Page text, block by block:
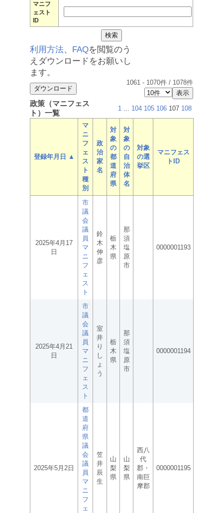
マニフ
ェスト
ID
利用方法、 FAQを閲覧のう
えダウンロードをお願いし
ます。
1061 - 1070件 / 1078件
政策（マニフェス
ト）一覧
1 ... 104 105 106 107 108
登録年月日 ▲
マ
ニ
フ
ェ
ス
ト
種
別
政
治
家
名
対
象
の
都
道
府
県
対
象
の
自
治
体
名
対象
の選
挙区
マニフェス
トID
2025年4月17
日
市
議
会
議
員
マ
ニ
フ
ェ
ス
ト
鈴
木
伸
彦
栃
木
県
那
須
塩
原
市
0000001193
2025年4月21
日
市
議
会
議
員
マ
ニ
フ
ェ
ス
ト
室
井
り
し
ょ
う
栃
木
県
那
須
塩
原
市
0000001194
2025年5月2日
都
道
府
県
議
会
議
員
マ
ニ
フ
ェ
笠
井
辰
生
山
梨
県
山
梨
県
西八
代
郡・
南巨
摩郡
0000001195